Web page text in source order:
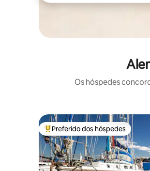
Os hóspedes
Entre os melhores preferidos dos
Preferido dos hóspedes